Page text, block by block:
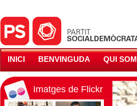
INICI BENVINGUDA QUI SOM
Imatges de Flickr